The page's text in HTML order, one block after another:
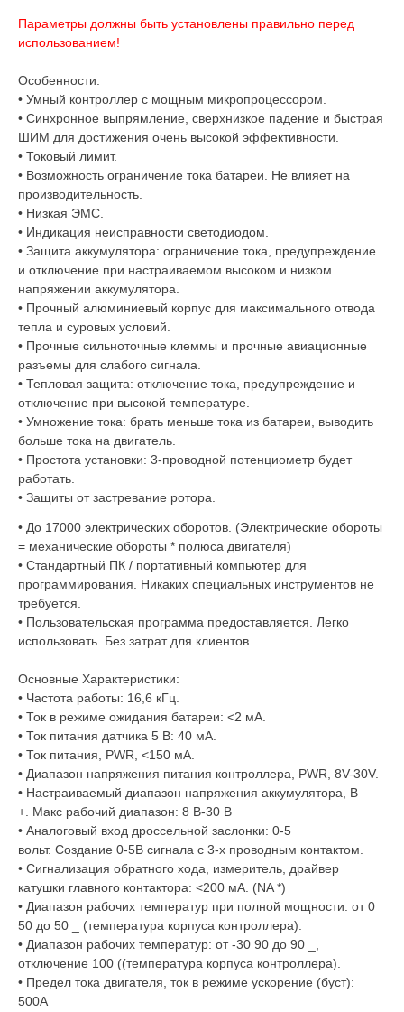
Параметры должны быть установлены правильно перед
использованием!
Особенности:
• Умный контроллер с мощным микропроцессором.
• Синхронное выпрямление, сверхнизкое падение и быстрая
ШИМ для достижения очень высокой эффективности.
• Токовый лимит.
• Возможность ограничение тока батареи.
Не влияет на
производительность.
• Низкая ЭМС.
• Индикация неисправности светодиодом.
• Защита аккумулятора: ограничение тока, предупреждение
и отключение при настраиваемом высоком и низком
напряжении аккумулятора.
• Прочный алюминиевый корпус для максимального отвода
тепла и суровых условий.
• Прочные сильноточные клеммы и прочные авиационные
разъемы для слабого сигнала.
• Тепловая защита: отключение тока, предупреждение и
отключение при высокой температуре.
• Умножение тока: брать меньше тока из батареи, выводить
больше тока на двигатель.
• Простота установки: 3-проводной потенциометр будет
работать.
• Защиты от застревание ротора.
• До 17000 электрических оборотов. (Электрические обороты
= механические обороты * полюса двигателя)
• Стандартный ПК / портативный компьютер для
программирования.
Никаких специальных инструментов не
требуется.
• Пользовательская программа предоставляется.
Легко
использовать. Без затрат для клиентов.
Основные Характеристики:
• Частота работы: 16,6 кГц.
• Ток в режиме ожидания батареи: <2 мА.
• Ток питания датчика 5 В: 40 мА.
• Ток питания, PWR, <150 мА.
• Диапазон напряжения питания контроллера, PWR, 8V-30V.
• Настраиваемый диапазон напряжения аккумулятора, B
+. Макс рабочий диапазон: 8 В-30 В
• Аналоговый вход дроссельной заслонки: 0-5
вольт. Создание 0-5В сигнала с 3-х проводным контактом.
• Сигнализация обратного хода, измеритель, драйвер
катушки главного контактора: <200 мА. (NA *)
• Диапазон рабочих температур при полной мощности: от 0
50 до 50 _ (температура корпуса контроллера).
• Диапазон рабочих температур: от -30 90 до 90 _,
отключение 100 ((температура корпуса контроллера).
• Предел тока двигателя, ток в режиме ускорение (буст):
500А